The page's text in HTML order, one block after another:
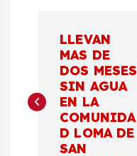
v
LLEVAN
MAS DE
DOS MESES
SIN AGUA
EN LA
COMUNIDA
D LOMA DE
SAN